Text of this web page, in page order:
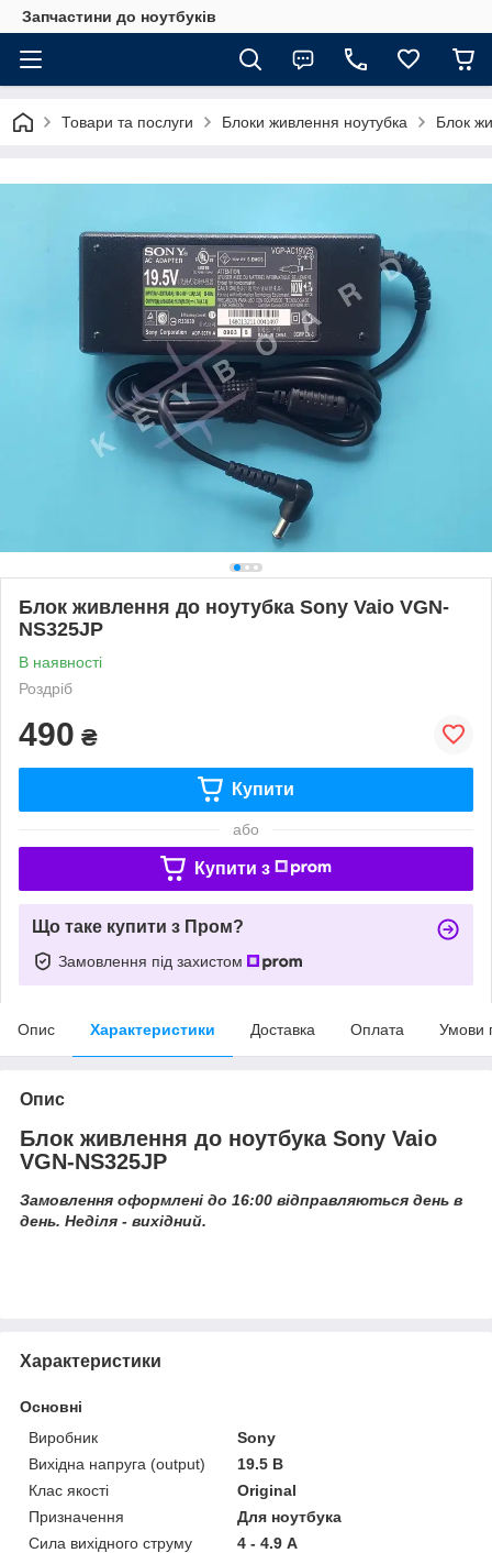
Запчастини до ноутбуків
Товари та послуги Блоки живлення ноутубка Блок
Блок живлення до ноутубка Sony Vaio VGN-
NS325JP
В наявності
Роздріб
490 ₴
Купити
або
Купити з
Що таке купити з Пром?
Замовлення під захистом
Опис Характеристики Доставка Оплата Умови
Опис
Блок живлення до ноутбука Sony Vaio
VGN-NS325JP
Замовлення оформлені до 16:00 відправляються день в
день. Неділя - вихідний.
Характеристики
Основні
Виробник
Sony
Вихідна напруга (output)
19.5 В
Клас якості
Original
Призначення
Для ноутбука
Сила вихідного струму
4 - 4.9 А